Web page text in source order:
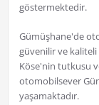
göstermektedir.
Gümüşhane'de
güvenilir ve kaliteli
Köse'nin tutkusu
otomobilsever
yaşamaktadır.